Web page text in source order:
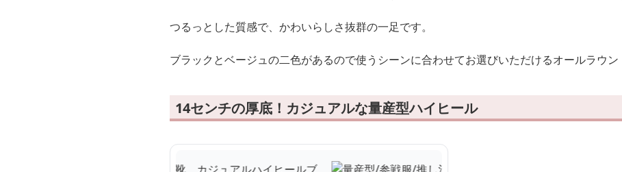
つるっとした質感で、かわいらしさ抜群の一足です。
ブラックとベージュの二色があるので使うシーンに合わせてお選びいただけるオールラウン
14センチの厚底！カジュアルな量産型ハイヒール